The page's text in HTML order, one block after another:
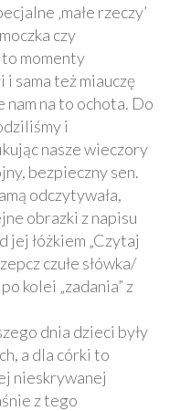
‚małe rzeczy’
czy
momenty
sama też miauczę
na to ochota. Do
i
nasze wieczory
bezpieczny sen.
odczytywała,
obrazki z napisu
jej łóżkiem „Czytaj
czułe słówka/
kolei „zadania” z
dnia dzieci były
a dla córki to
nieskrywanej
z tego